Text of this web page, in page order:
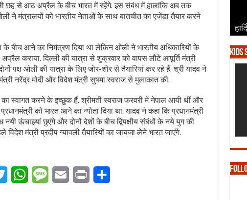
छह से आठ अप्रैल के बीच भारत में रहेंगे. इस संबंध में हालांकि अब तक
ने मंत्रालयों को भारतीय नेताओं के साथ बातचीत का एजेंडा तैयार करने
आने का निमंत्रण दिया था लेकिन ओली ने भारतीय अधिकारियों के
कराया. दिल्ली की यात्रा से शुक्रवार को वापस लौटे आपूर्ति मंत्री
पक्ष ओली की यात्रा के लिए जोर-शोर से तैयारियां कर रहे हैं. श्री यादव ने
नरेंद्र मोदी और विदेश मंत्री सुषमा स्वराज से मुलाकात की.
का स्वागत करने के इच्छुक हैं. श्रीमती स्वराज फरवरी में नेपाल आयी थीं और
को भारत आने का न्योता दिया था. यादव ने कहा कि प्रधानमंत्री
ऊंचाइयां छुएंगे और दोनों देशों के बीच द्विपक्षीय संबंधों के नये युग की
मंत्री प्रदीप ग्यावली तैयारियों का जायजा लेने भारत जाएंगे.
TwitterWhatsAppMessageEmail Print
Kids